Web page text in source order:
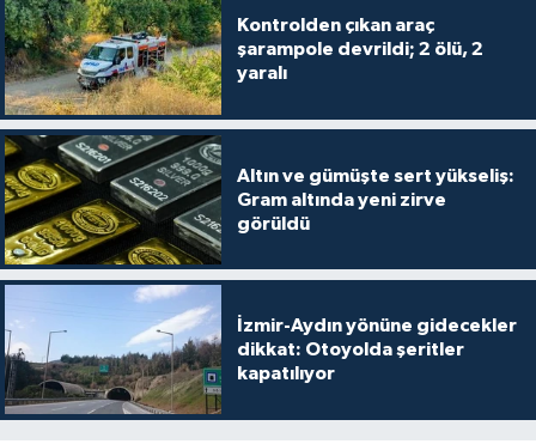
Kontrolden çıkan araç
şarampole devrildi; 2 ölü, 2
yaralı
Altın ve gümüşte sert yükseliş:
Gram altında yeni zirve
görüldü
İzmir-Aydın yönüne gidecekler
dikkat: Otoyolda şeritler
kapatılıyor